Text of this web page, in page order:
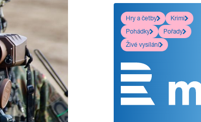
Hry a četby
Krimi
Pohádky
Pořady
Živé vysílání